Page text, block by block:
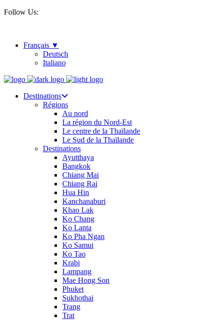
Follow Us:
Français
Deutsch
Italiano
Destinations
Régions
Au nord
La région du Nord-Est
Le centre de la Thaïlande
Le Sud de la Thaïlande
Destinations
Ayutthaya
Bangkok
Chiang Mai
Chiang Rai
Hua Hin
Kanchanaburi
Khao Lak
Ko Chang
Ko Lanta
Ko Pha Ngan
Ko Samui
Ko Tao
Krabi
Lampang
Mae Hong Son
Phuket
Sukhothai
Trang
Trat